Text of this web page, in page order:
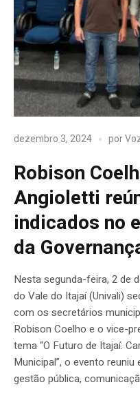
dezembro 3, 2024 por
Robison
Angioletti
indicados no
da
Nesta segunda-feira, 2 de
do Vale do Itajaí (Univali)
com os secretários
Robison Coelho e o vice-
tema “O Futuro de Itajaí:
Municipal”, o evento
gestão pública,